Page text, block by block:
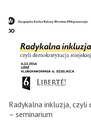
Radykalna inkluzja,
– seminarium